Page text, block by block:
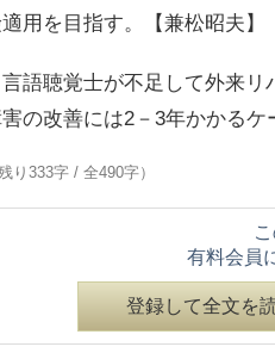
用を目指す。【兼松昭夫】
語聴覚士が不足して外来リ
の改善には2－3年かかるケ
残り333字 / 全490字）
有料会員
登録して全文を